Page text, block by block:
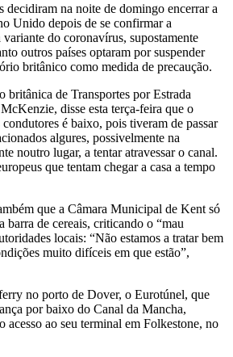
decidiram na noite de domingo encerrar a
Unido depois de se confirmar a
do coronavírus, supostamente
outros países optaram por suspender
britânico como medida de precaução.
britânica de Transportes por Estrada
disse esta terça-feira que o
condutores é baixo, pois tiveram de passar
algures, possivelmente na
noutro lugar, a tentar atravessar o canal.
que tentam chegar a casa a tempo
que a Câmara Municipal de Kent só
barra de cereais, criticando o “mau
locais: “Não estamos a tratar bem
muito difíceis em que estão”,
no porto de Dover, o Eurotúnel, que
por baixo do Canal da Mancha,
acesso ao seu terminal em Folkestone, no